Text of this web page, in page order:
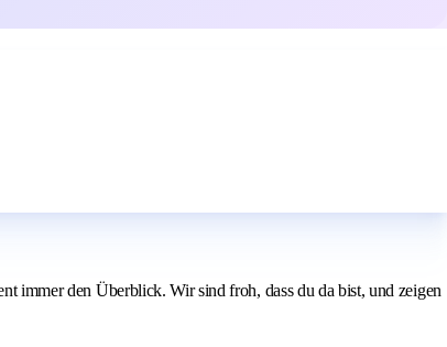
immer den Überblick. Wir sind froh, dass du da bist, und zeigen